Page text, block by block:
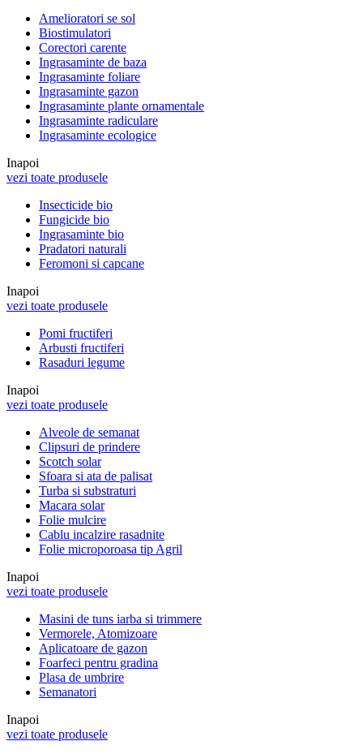
Amelioratori se sol
Biostimulatori
Corectori carente
Ingrasaminte de baza
Ingrasaminte foliare
Ingrasaminte gazon
Ingrasaminte plante ornamentale
Ingrasaminte radiculare
Ingrasaminte ecologice
Inapoi
vezi toate produsele
Insecticide bio
Fungicide bio
Ingrasaminte bio
Pradatori naturali
Feromoni si capcane
Inapoi
vezi toate produsele
Pomi fructiferi
Arbusti fructiferi
Rasaduri legume
Inapoi
vezi toate produsele
Alveole de semanat
Clipsuri de prindere
Scotch solar
Sfoara si ata de palisat
Turba si substraturi
Macara solar
Folie mulcire
Cablu incalzire rasadnite
Folie microporoasa tip Agril
Inapoi
vezi toate produsele
Masini de tuns iarba si trimmere
Vermorele, Atomizoare
Aplicatoare de gazon
Foarfeci pentru gradina
Plasa de umbrire
Semanatori
Inapoi
vezi toate produsele